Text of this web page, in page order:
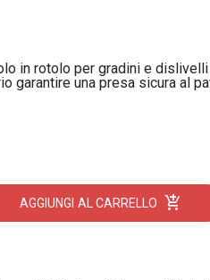
in rotolo per gradini e
garantire una presa sicura al
AGGIUNGI AL CARRELLO add_shopping_cart